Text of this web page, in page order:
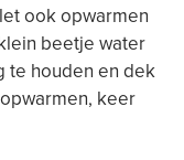
ook opwarmen
beetje water
te houden en dek
keer